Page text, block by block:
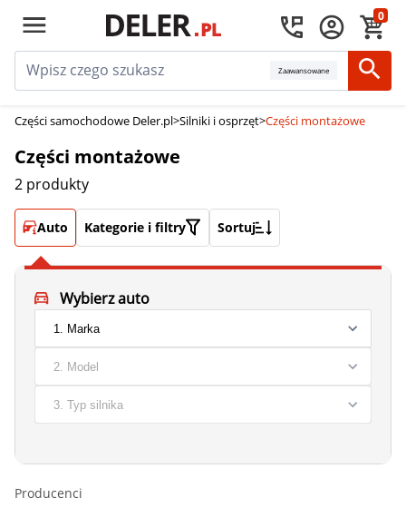
0
Zaawansowane
Części samochodowe Deler.pl>Silniki i osprzęt>Części montażowe
Części montażowe
2 produkty
Auto Kategorie i filtry Sortuj
Wybierz auto
Producenci